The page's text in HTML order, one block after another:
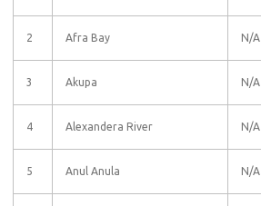
2 Afra Bay N/A
3 Akupa N/A
4 Alexandera River N/A
5 Anul Anula N/A